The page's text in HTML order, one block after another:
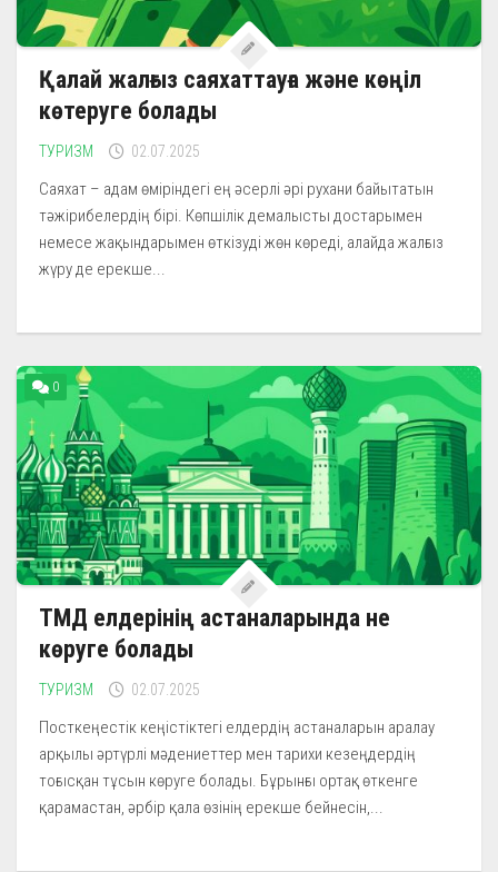
Қалай жалғыз саяхаттауға және көңіл
көтеруге болады
ТУРИЗМ 02.07.2025
Саяхат – адам өміріндегі ең әсерлі әрі рухани байытатын
тәжірибелердің бірі. Көпшілік демалысты достарымен
немесе жақындарымен өткізуді жөн көреді, алайда жалғыз
жүру де ерекше...
0
ТМД елдерінің астаналарында не
көруге болады
ТУРИЗМ 02.07.2025
Посткеңестік кеңістіктегі елдердің астаналарын аралау
арқылы әртүрлі мәдениеттер мен тарихи кезеңдердің
тоғысқан тұсын көруге болады. Бұрынғы ортақ өткенге
қарамастан, әрбір қала өзінің ерекше бейнесін,...